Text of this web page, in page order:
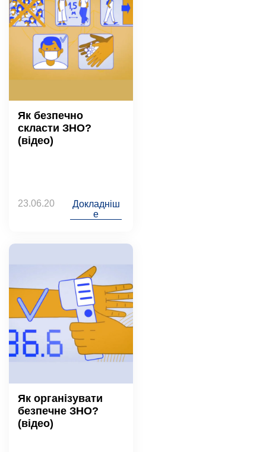
Як безпечно
скласти ЗНО?
(відео)
23.06.20
Докладніш
е
Як організувати
безпечне ЗНО?
(відео)